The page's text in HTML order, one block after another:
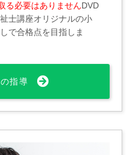
る必要はありませんDVD
士講座オリジナルの小
で合格点を目指しま
指導